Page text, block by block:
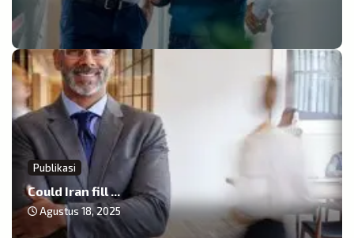
Publikasi
Could Iran fill ...
Agustus 18, 2025